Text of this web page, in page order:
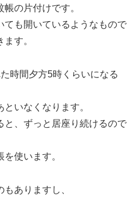
の片付けです。
ても開いているようなもので
す。
時間夕方5時くらいになる
いなくなります。
と、ずっと居座り続けるので
使います。
ありますし、